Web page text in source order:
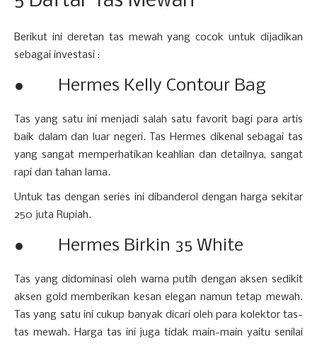
Berikut ini deretan tas mewah yang cocok untuk dijadikan
sebagai investasi :
● Hermes Kelly Contour Bag
Tas yang satu ini menjadi salah satu favorit bagi para artis
baik dalam dan luar negeri. Tas Hermes dikenal sebagai tas
yang sangat memperhatikan keahlian dan detailnya, sangat
rapi dan tahan lama.
Untuk tas dengan series ini dibanderol dengan harga sekitar
250 juta Rupiah.
● Hermes Birkin 35 White
Tas yang didominasi oleh warna putih dengan aksen sedikit
aksen gold memberikan kesan elegan namun tetap mewah.
Tas yang satu ini cukup banyak dicari oleh para kolektor tas-
tas mewah. Harga tas ini juga tidak main-main yaitu senilai